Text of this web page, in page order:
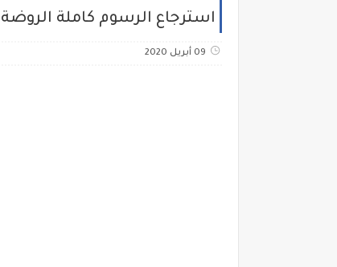
استرجاع الرسوم كاملة الروضة
09 أبريل 2020